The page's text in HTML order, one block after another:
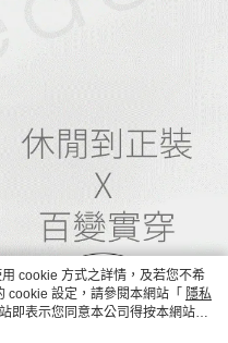
cookie 方式之詳情，及若您不希
cookie 設定，請參閱本網站「 隱私
即表示您同意本公司得按本網站使